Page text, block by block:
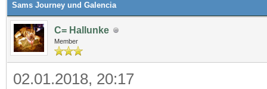
Sams Journey und Galencia
C= Hallunke
Member
02.01.2018, 20:17